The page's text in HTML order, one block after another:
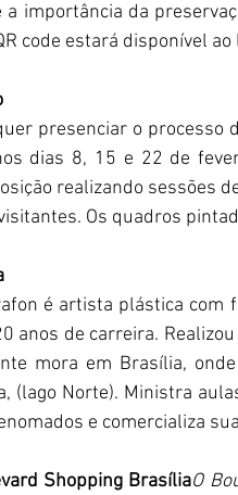
a importância da
code estará disponível
presenciar o processo
dias 8, 15 e 22 de
realizando sessões
Os quadros
é artista plástica com
anos de carreira.
mora em Brasília,
(lago Norte). Ministra
e comercializa
Shopping BrasíliaO